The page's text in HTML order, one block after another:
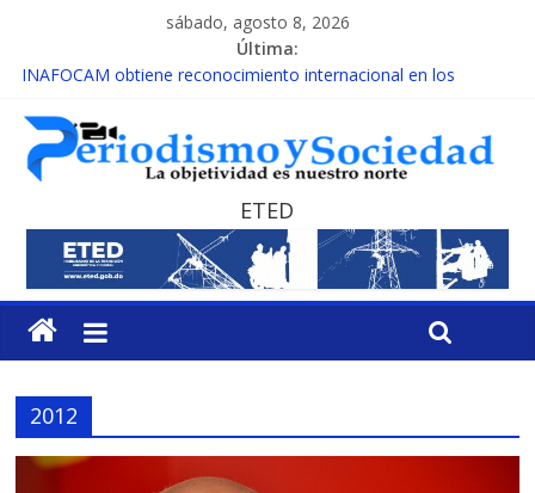
sábado, agosto 8, 2026
Última:
INAFOCAM obtiene reconocimiento internacional en los
15 de febrero de cada año es Día Nacional de la lucha contra el
cáncer infantil
EL ENFOQUE UNILATERAL DE LA COALICIÓN
MESCyT y Universidad Albizu apoyarán rehabilitación de
reclusos
MESCyT presenta calendario de Consulta Nacional por la
Educación
ETED
2012